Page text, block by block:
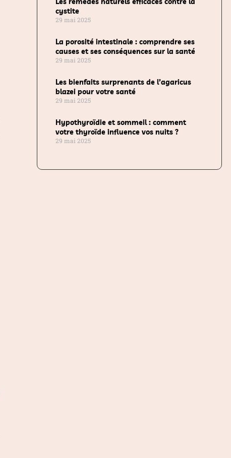
cystite
29 mai 2025
La porosité intestinale : comprendre ses
causes et ses conséquences sur la santé
29 mai 2025
Les bienfaits surprenants de l’agaricus
blazei pour votre santé
29 mai 2025
Hypothyroïdie et sommeil : comment
votre thyroïde influence vos nuits ?
29 mai 2025